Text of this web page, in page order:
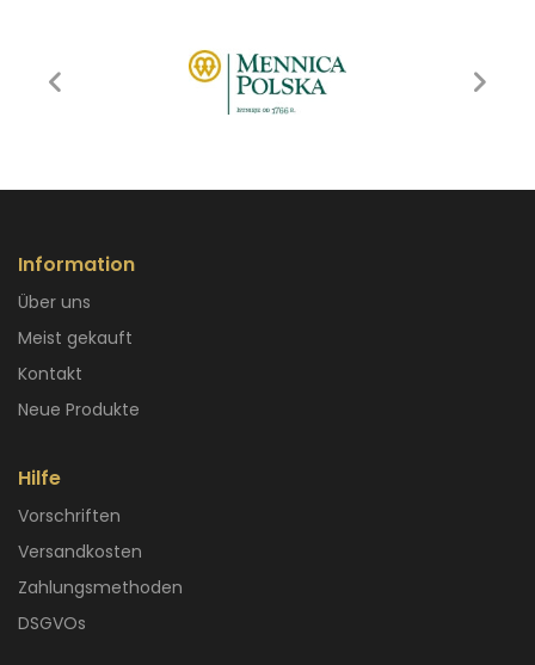
Information
Über uns
Meist gekauft
Kontakt
Neue Produkte
Hilfe
Vorschriften
Versandkosten
Zahlungsmethoden
DSGVOs